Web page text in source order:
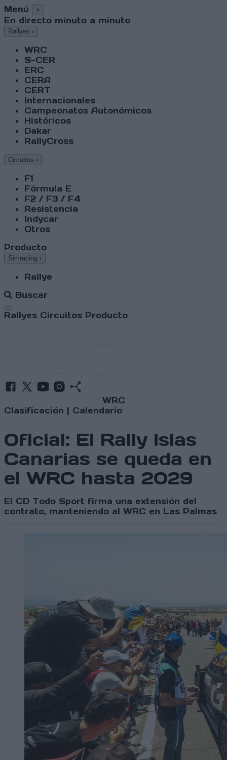
Menú ×
En directo minuto a minuto
Rallyes ›
WRC
S-CER
ERC
CERA
CERT
Internacionales
Campeonatos Autonómicos
Históricos
Dakar
RallyCross
Circuitos ›
F1
Fórmula E
F2 / F3 / F4
Resistencia
Indycar
Otros
Producto
Simracing ›
Rallye
Buscar
Abrir menú
Rallyes Circuitos Producto
WRC
Clasificación | Calendario
Oficial: El Rally Islas
Canarias se queda en
el WRC hasta 2029
El CD Todo Sport firma una extensión del
contrato, manteniendo al WRC en Las Palmas